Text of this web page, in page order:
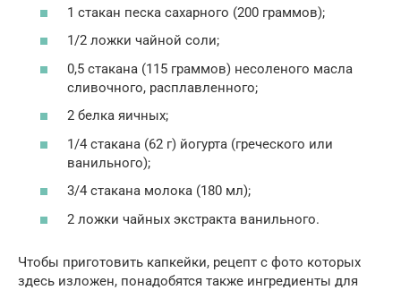
1 стакан песка сахарного (200 граммов);
1/2 ложки чайной соли;
0,5 стакана (115 граммов) несоленого масла
сливочного, расплавленного;
2 белка яичных;
1/4 стакана (62 г) йогурта (греческого или
ванильного);
3/4 стакана молока (180 мл);
2 ложки чайных экстракта ванильного.
Чтобы приготовить капкейки, рецепт с фото которых
здесь изложен, понадобятся также ингредиенты для